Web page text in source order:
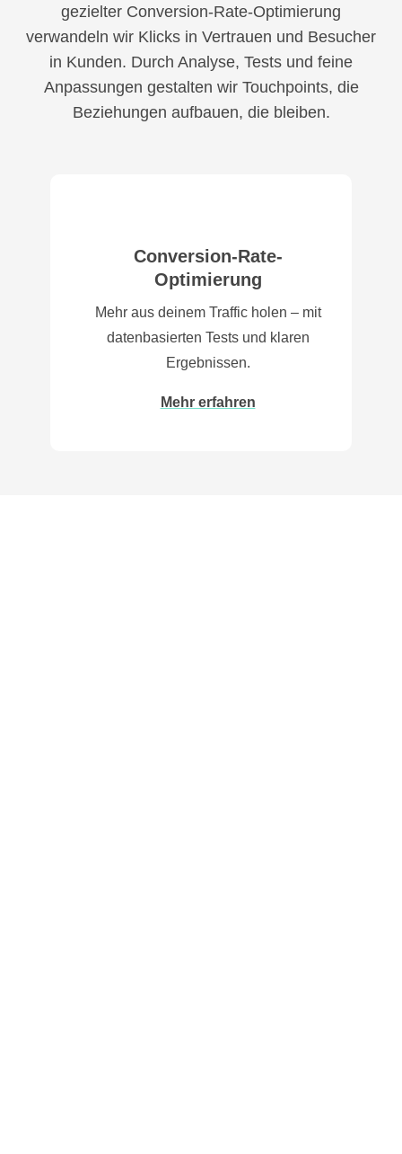
gezielter Conversion-Rate-Optimierung
verwandeln wir Klicks in Vertrauen und Besucher
in Kunden. Durch Analyse, Tests und feine
Anpassungen gestalten wir Touchpoints, die
Beziehungen aufbauen, die bleiben.
Conversion-Rate-
Optimierung
Mehr aus deinem Traffic holen – mit
datenbasierten Tests und klaren
Ergebnissen.
Mehr erfahren